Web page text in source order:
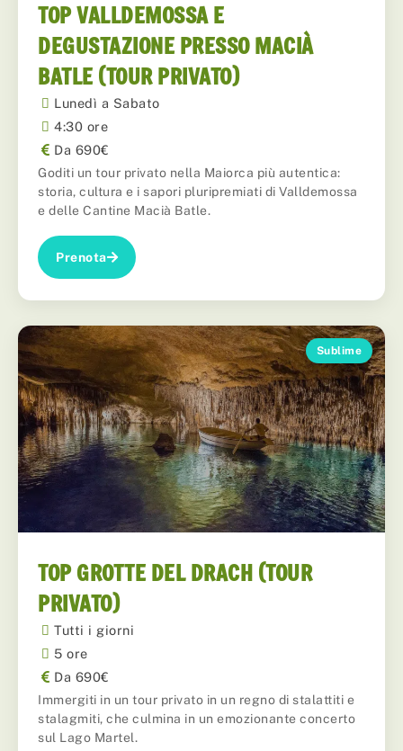
TOP VALLDEMOSSA E
DEGUSTAZIONE PRESSO MACIÀ
BATLE (TOUR PRIVATO)
Lunedì a Sabato
4:30 ore
Da 690€
Goditi un tour privato nella Maiorca più autentica:
storia, cultura e i sapori pluripremiati di Valldemossa
e delle Cantine Macià Batle.
Prenota
Sublime
TOP GROTTE DEL DRACH (TOUR
PRIVATO)
Tutti i giorni
5 ore
Da 690€
Immergiti in un tour privato in un regno di stalattiti e
stalagmiti, che culmina in un emozionante concerto
sul Lago Martel.